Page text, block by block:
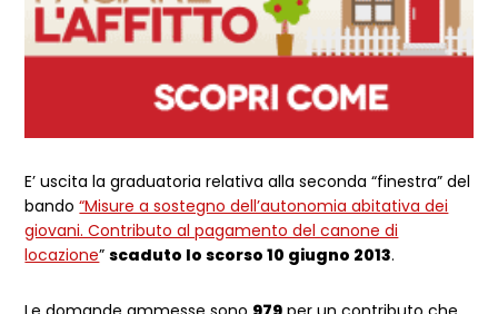
E’ uscita la graduatoria relativa alla seconda “finestra” del
bando“Misure a sostegno dell’autonomia abitativa dei
giovani. Contributo al pagamento del canone di
locazione”scaduto lo scorso 10 giugno 2013.